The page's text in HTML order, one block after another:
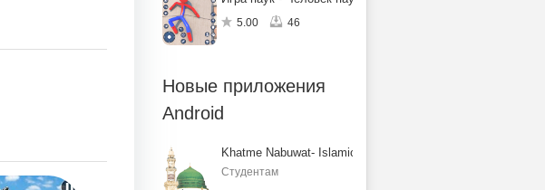
5.00 46
Новые приложения
Android
Khatme Nabuwat- Islamic Books
Студентам